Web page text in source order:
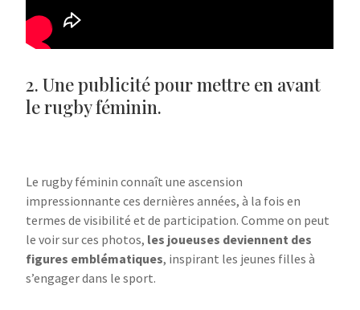
2. Une publicité pour mettre en avant
le rugby féminin.
Le rugby féminin connaît une ascension
impressionnante ces dernières années, à la fois en
termes de visibilité et de participation. Comme on peut
le voir sur ces photos, les joueuses deviennent des
figures emblématiques, inspirant les jeunes filles à
s’engager dans le sport.